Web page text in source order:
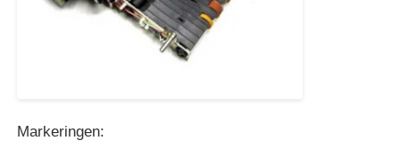
Markeringen: